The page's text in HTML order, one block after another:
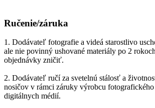
Ručenie/záruka
1. Dodávateľ fotografie a videá starostlivo
ale nie povinný ushované materiály po 2
objednávky zničiť.
2. Dodávateľ ručí za svetelnú stálosť a
nosičov v rámci záruky výrobcu fotografického
digitálnych médií.